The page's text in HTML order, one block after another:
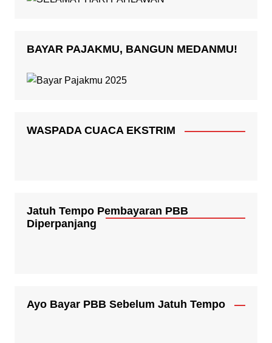
BAYAR PAJAKMU, BANGUN MEDANMU!
WASPADA CUACA EKSTRIM
Jatuh Tempo Pembayaran PBB
Diperpanjang
Ayo Bayar PBB Sebelum Jatuh Tempo